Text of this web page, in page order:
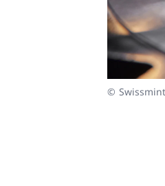
© Swissmint